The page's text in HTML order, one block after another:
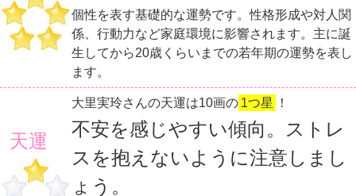
個性を表す基礎的な運勢です。性格形成や対人関
係、行動力など家庭環境に影響されます。主に誕
生してから20歳くらいまでの若年期の運勢を表し
ます。
天運
大里実玲さんの天運は10画の 1つ星 ！
不安を感じやすい傾向。ストレ
スを抱えないように注意しまし
ょう。